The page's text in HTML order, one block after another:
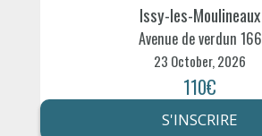
Issy-les-Moulineaux
Avenue de verdun 166
23 October, 2026
110€
S'INSCRIRE